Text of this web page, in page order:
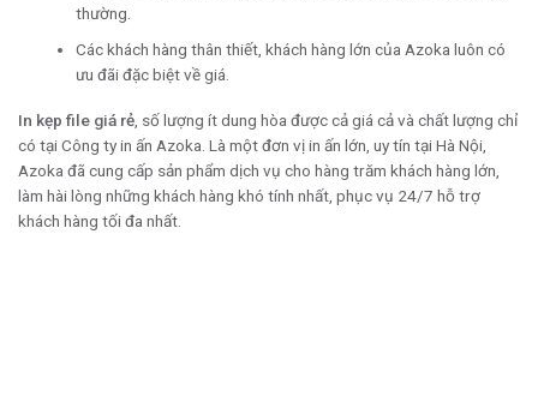
thường.
Các khách hàng thân thiết, khách hàng lớn của Azoka luôn có
ưu đãi đặc biệt về giá.
In kẹp file giá rẻ, số lượng ít dung hòa được cả giá cả và chất lượng chỉ
có tại Công ty in ấn Azoka. Là một đơn vị in ấn lớn, uy tín tại Hà Nội,
Azoka đã cung cấp sản phẩm dịch vụ cho hàng trăm khách hàng lớn,
làm hài lòng những khách hàng khó tính nhất, phục vụ 24/7 hỗ trợ
khách hàng tối đa nhất.